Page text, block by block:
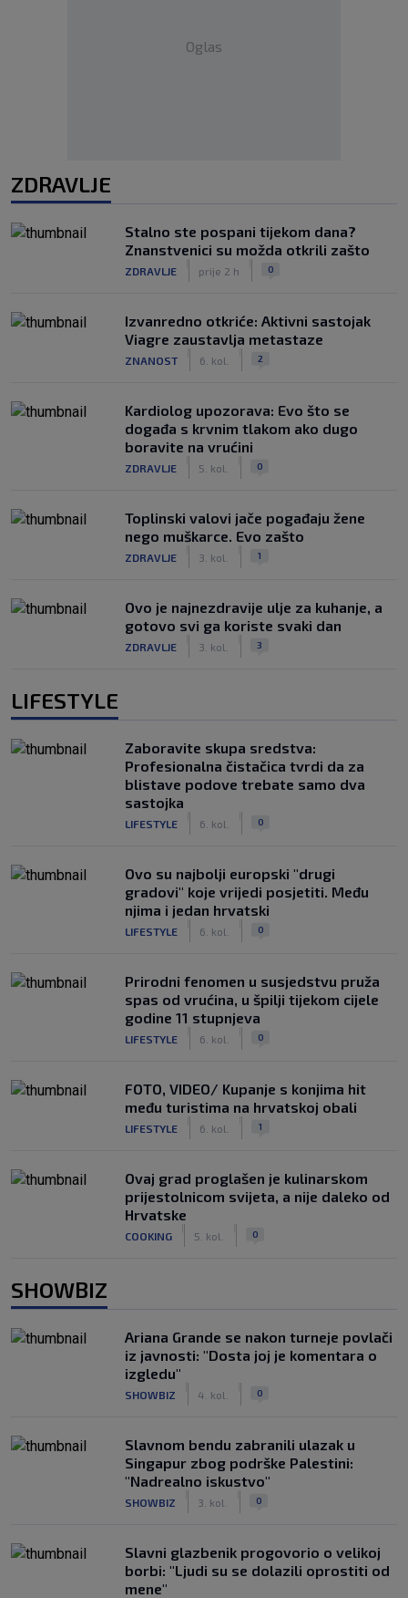
Oglas
ZDRAVLJE
Stalno ste pospani tijekom dana?
Znanstvenici su možda otkrili zašto
ZDRAVLJE prije 2 h 0
Izvanredno otkriće: Aktivni sastojak
Viagre zaustavlja metastaze
ZNANOST 6. kol. 2
Kardiolog upozorava: Evo što se
događa s krvnim tlakom ako dugo
boravite na vrućini
ZDRAVLJE 5. kol. 0
Toplinski valovi jače pogađaju žene
nego muškarce. Evo zašto
ZDRAVLJE 3. kol. 1
Ovo je najnezdravije ulje za kuhanje, a
gotovo svi ga koriste svaki dan
ZDRAVLJE 3. kol. 3
LIFESTYLE
Zaboravite skupa sredstva:
Profesionalna čistačica tvrdi da za
blistave podove trebate samo dva
sastojka
LIFESTYLE 6. kol. 0
Ovo su najbolji europski "drugi
gradovi" koje vrijedi posjetiti. Među
njima i jedan hrvatski
LIFESTYLE 6. kol. 0
Prirodni fenomen u susjedstvu pruža
spas od vrućina, u špilji tijekom cijele
godine 11 stupnjeva
LIFESTYLE 6. kol. 0
FOTO, VIDEO/ Kupanje s konjima hit
među turistima na hrvatskoj obali
LIFESTYLE 6. kol. 1
Ovaj grad proglašen je kulinarskom
prijestolnicom svijeta, a nije daleko od
Hrvatske
COOKING 5. kol. 0
SHOWBIZ
Ariana Grande se nakon turneje povlači
iz javnosti: "Dosta joj je komentara o
izgledu"
SHOWBIZ 4. kol. 0
Slavnom bendu zabranili ulazak u
Singapur zbog podrške Palestini:
"Nadrealno iskustvo"
SHOWBIZ 3. kol. 0
Slavni glazbenik progovorio o velikoj
borbi: "Ljudi su se dolazili oprostiti od
mene"